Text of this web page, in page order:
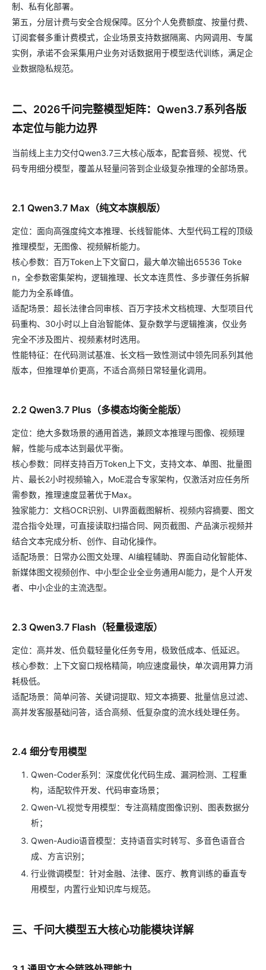
制、私有化部署。
第五，分层计费与安全合规保障。区分个人免费额度、按量付费、
订阅套餐多重计费模式，企业场景支持数据隔离、内网调用、专属
实例，承诺不会采集用户业务对话数据用于模型迭代训练，满足企
业数据隐私规范。
二、2026千问完整模型矩阵：Qwen3.7系列各版
本定位与能力边界
当前线上主力交付Qwen3.7三大核心版本，配套音频、视觉、代
码专用细分模型，覆盖从轻量问答到企业级复杂推理的全部场景。
2.1 Qwen3.7 Max（纯文本旗舰版）
定位：面向高强度纯文本推理、长线智能体、大型代码工程的顶级
推理模型，无图像、视频解析能力。
核心参数：百万Token上下文窗口，最大单次输出65536 Toke
n，全参数密集架构，逻辑推理、长文本连贯性、多步骤任务拆解
能力为全系峰值。
适配场景：超长法律合同审核、百万字技术文档梳理、大型项目代
码重构、30小时以上自治智能体、复杂数学与逻辑推演，仅业务
完全不涉及图片、视频素材时选用。
性能特征：在代码测试基准、长文档一致性测试中领先同系列其他
版本，但推理单价更高，不适合高频日常轻量化调用。
2.2 Qwen3.7 Plus（多模态均衡全能版）
定位：绝大多数场景的通用首选，兼顾文本推理与图像、视频理
解，性能与成本达到最优平衡。
核心参数：同样支持百万Token上下文，支持文本、单图、批量图
片、最长2小时视频输入，MoE混合专家架构，仅激活对应任务所
需参数，推理速度显著优于Max。
独家能力：文档OCR识别、UI界面截图解析、视频内容摘要、图文
混合指令处理，可直接读取扫描合同、网页截图、产品演示视频并
结合文本完成分析、创作、自动化操作。
适配场景：日常办公图文处理、AI编程辅助、界面自动化智能体、
新媒体图文视频创作、中小型企业全业务通用AI能力，是个人开发
者、中小企业的主流选型。
2.3 Qwen3.7 Flash（轻量极速版）
定位：高并发、低负载轻量化任务专用，极致低成本、低延迟。
核心参数：上下文窗口规格精简，响应速度最快，单次调用算力消
耗极低。
适配场景：简单问答、关键词提取、短文本摘要、批量信息过滤、
高并发客服基础问答，适合高频、低复杂度的流水线处理任务。
2.4 细分专用模型
Qwen-Coder系列：深度优化代码生成、漏洞检测、工程重
构，适配软件开发、代码审查场景；
Qwen-VL视觉专用模型：专注高精度图像识别、图表数据分
析；
Qwen-Audio语音模型：支持语音实时转写、多音色语音合
成、方言识别；
行业微调模型：针对金融、法律、医疗、教育训练的垂直专
用模型，内置行业知识库与规范。
三、千问大模型五大核心功能模块详解